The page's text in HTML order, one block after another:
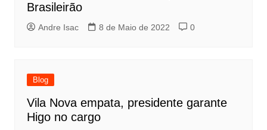
Brasileirão
Andre Isac 8 de Maio de 2022 0
Blog
Vila Nova empata, presidente garante
Higo no cargo